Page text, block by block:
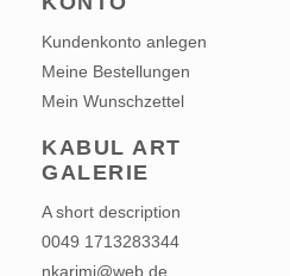
Kundenkonto anlegen
Meine Bestellungen
Mein Wunschzettel
GALERIE
A short description
0049 1713283344
nkarimi@web.de